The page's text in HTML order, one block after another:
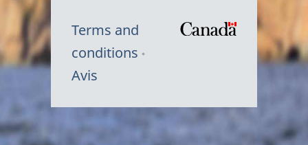
Terms and
conditions
Avis
Symbole